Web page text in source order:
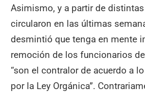
Asimismo, y a partir de
circularon en las últimas
desmintió que tenga en mente
remoción de los funcionarios
“son el contralor de acuerdo a
por la Ley Orgánica”.